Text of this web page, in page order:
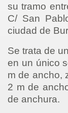
su tramo
C/ San
ciudad de
Se trata de
en un único
m de ancho,
2 m de
de anchura.